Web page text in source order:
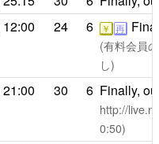
12:00 24 6 ￥ 再
(有料会員
し)
21:00 30 6 Finally,
http://
0:50)